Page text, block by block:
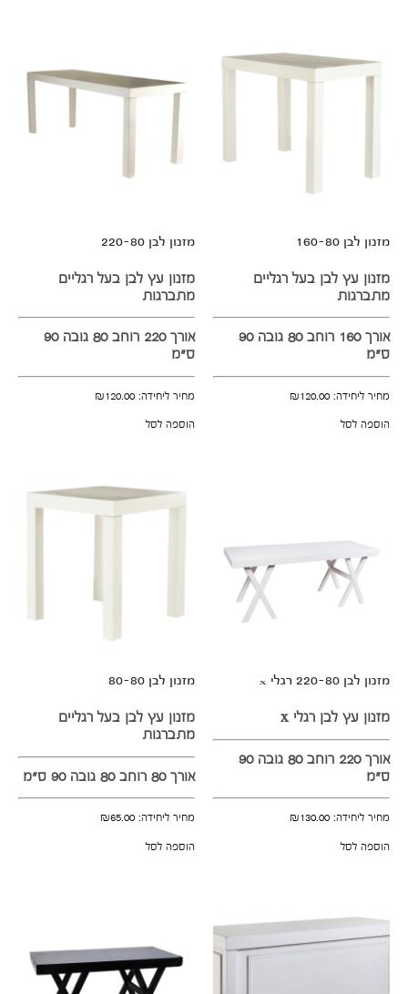
מזנון לבן 160-80
מזנון עץ לבן בעל רגליים
מתברגות
אורך 160 רוחב 80 גובה 90
ס"מ
מחיר ליחידה: ₪120.00
הוספה לסל
מזנון לבן 220-80
מזנון עץ לבן בעל רגליים
מתברגות
אורך 220 רוחב 80 גובה 90
ס"מ
מחיר ליחידה: ₪120.00
הוספה לסל
מזנון לבן 220-80 רגלי x
מזנון עץ לבן רגלי x
אורך 220 רוחב 80 גובה 90
ס"מ
מחיר ליחידה: ₪130.00
הוספה לסל
מזנון לבן 80-80
מזנון עץ לבן בעל רגליים
מתברגות
אורך 80 רוחב 80 גובה 90 ס"מ
מחיר ליחידה: ₪65.00
הוספה לסל